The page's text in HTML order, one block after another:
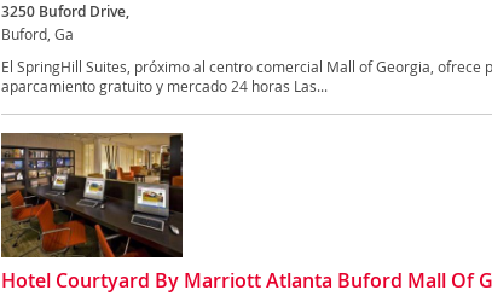
3250 Buford Drive,
Buford, Ga
El SpringHill Suites, próximo al centro comercial Mall of Georgia, ofrece
aparcamiento gratuito y mercado 24 horas Las...
Hotel Courtyard By Marriott Atlanta Buford Mall Of